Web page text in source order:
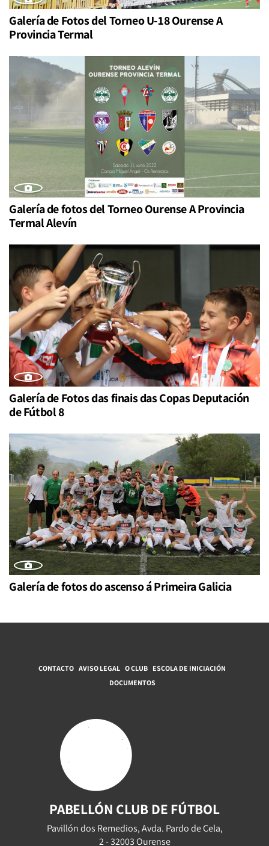
Galería de Fotos del Torneo U-18 Ourense A
Provincia Termal
Galería de fotos del Torneo Ourense A Provincia
Termal Alevín
Galería de Fotos das finais das Copas Deputación
de Fútbol 8
Galería de fotos do ascenso á Primeira Galicia
CONTACTO AVISO LEGAL O CLUB ESCOLA DE INICIACIÓN
DOCUMENTOS
PABELLÓN CLUB DE FÚTBOL
Pavillón dos Remedios, Avda. Pardo de Cela,
2 - 32003 Ourense